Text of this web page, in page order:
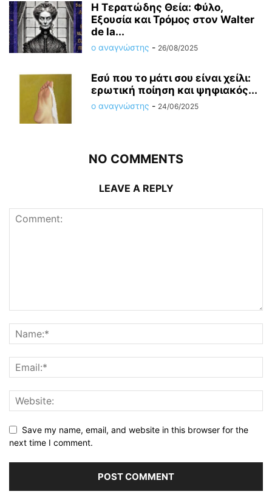
Η Τερατώδης Θεία: Φύλο,
Εξουσία και Τρόμος στον Walter
de la...
ο αναγνώστης - 26/08/2025
Εσύ που το μάτι σου είναι χείλι:
ερωτική ποίηση και ψηφιακός...
ο αναγνώστης - 24/06/2025
NO COMMENTS
LEAVE A REPLY
Save my name, email, and website in this browser for the
next time I comment.